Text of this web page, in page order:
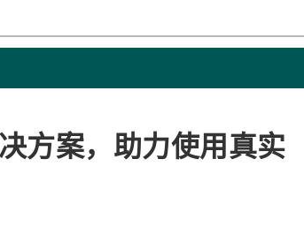
方案，助力使用真实